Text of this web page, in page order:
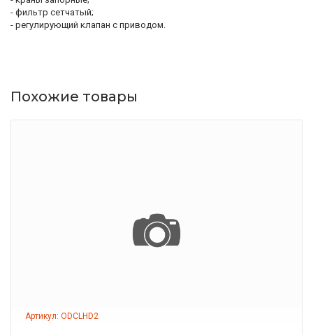
- фильтр сетчатый;
- регулирующий клапан с приводом.
Похожие товары
Артикул: ODCLHD2
ПОДРОБНЕЕ